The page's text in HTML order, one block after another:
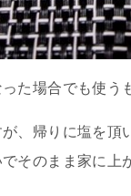
た場合でも使う
、帰りに塩を頂
そのまま家に